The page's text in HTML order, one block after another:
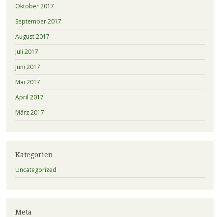
Oktober 2017
September 2017
August 2017
Juli 2017
Juni 2017
Mai 2017
April 2017
März 2017
Kategorien
Uncategorized
Meta